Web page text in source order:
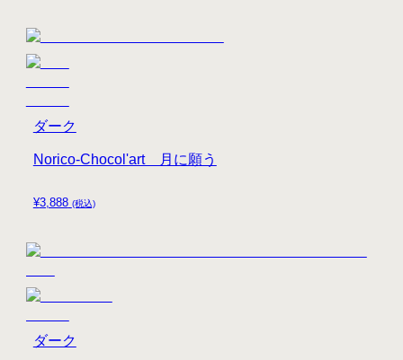
¥3,888 (税込)
Norico-Chocol'art 月に願う
ダーク
ダーク